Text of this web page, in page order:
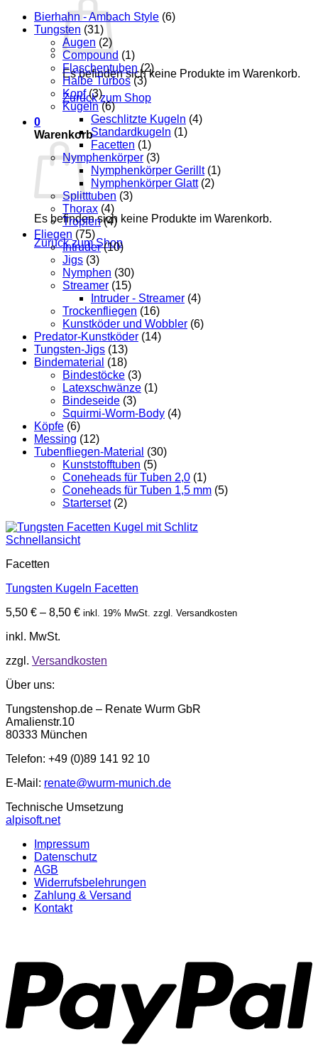
Es befinden sich keine Produkte im Warenkorb.
Zurück zum Shop
0
Warenkorb
Es befinden sich keine Produkte im Warenkorb.
Zurück zum Shop
Bierhahn - Ambach Style (6)
Tungsten (31)
Augen (2)
Compound (1)
Flaschentuben (2)
Halbe Turbos (3)
Kopf (3)
Kugeln (6)
Geschlitzte Kugeln (4)
Standardkugeln (1)
Facetten (1)
Nymphenkörper (3)
Nymphenkörper Gerillt (1)
Nymphenkörper Glatt (2)
Splitttuben (3)
Thorax (4)
Tropfen (4)
Fliegen (75)
Intruder (10)
Jigs (3)
Nymphen (30)
Streamer (15)
Intruder - Streamer (4)
Trockenfliegen (16)
Kunstköder und Wobbler (6)
Predator-Kunstköder (14)
Tungsten-Jigs (13)
Bindematerial (18)
Bindestöcke (3)
Latexschwänze (1)
Bindeseide (3)
Squirmi-Worm-Body (4)
Köpfe (6)
Messing (12)
Tubenfliegen-Material (30)
Kunststofftuben (5)
Coneheads für Tuben 2,0 (1)
Coneheads für Tuben 1,5 mm (5)
Starterset (2)
Schnellansicht
Facetten
Tungsten Kugeln Facetten
5,50 € – 8,50 € inkl. 19% MwSt. zzgl. Versandkosten
inkl. MwSt.
zzgl. Versandkosten
Über uns:
Tungstenshop.de – Renate Wurm GbR
Amalienstr.10
80333 München
Telefon: +49 (0)89 141 92 10
E-Mail: renate@wurm-munich.de
Technische Umsetzung
alpisoft.net
Impressum
Datenschutz
AGB
Widerrufsbelehrungen
Zahlung & Versand
Kontakt